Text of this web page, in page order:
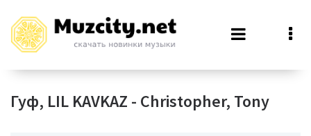
Гуф, LIL KAVKAZ - Christopher, Tony